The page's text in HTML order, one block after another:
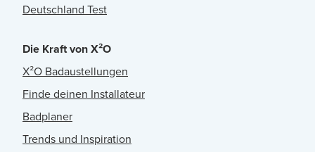
Deutschland Test
Die Kraft von X²O
X²O Badaustellungen
Finde deinen Installateur
Badplaner
Trends und Inspiration